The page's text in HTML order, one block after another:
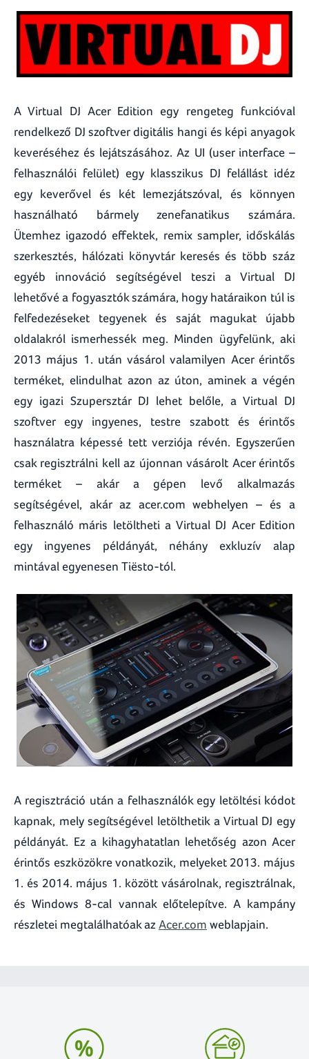
A Virtual DJ Acer Edition egy rengeteg funkcióval
rendelkező DJ szoftver digitális hangi és képi anyagok
keveréséhez és lejátszásához. Az UI (user interface –
felhasználói felület) egy klasszikus DJ felállást idéz
egy keverővel és két lemezjátszóval, és könnyen
használható bármely zenefanatikus számára.
Ütemhez igazodó effektek, remix sampler, időskálás
szerkesztés, hálózati könyvtár keresés és több száz
egyéb innováció segítségével teszi a Virtual DJ
lehetővé a fogyasztók számára, hogy határaikon túl is
felfedezéseket tegyenek és saját magukat újabb
oldalakról ismerhessék meg. Minden ügyfelünk, aki
2013 május 1. után vásárol valamilyen Acer érintős
terméket, elindulhat azon az úton, aminek a végén
egy igazi Szupersztár DJ lehet belőle, a Virtual DJ
szoftver egy ingyenes, testre szabott és érintős
használatra képessé tett verziója révén. Egyszerűen
csak regisztrálni kell az újonnan vásárolt Acer érintős
terméket – akár a gépen levő alkalmazás
segítségével, akár az acer.com webhelyen – és a
felhasználó máris letöltheti a Virtual DJ Acer Edition
egy ingyenes példányát, néhány exkluzív alap
mintával egyenesen Tiësto-tól.
A regisztráció után a felhasználók egy letöltési kódot
kapnak, mely segítségével letölthetik a Virtual DJ egy
példányát. Ez a kihagyhatatlan lehetőség azon Acer
érintős eszközökre vonatkozik, melyeket 2013. május
1. és 2014. május 1. között vásárolnak, regisztrálnak,
és Windows 8-cal vannak előtelepítve. A kampány
részletei megtalálhatóak az Acer.com weblapjain.